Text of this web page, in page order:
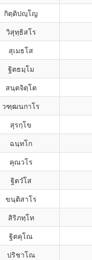
กิตฺติปญฺโญ
วิสุทฺธิสโร
สุเมธโส
ฐิตธมฺโม
สนฺตจิตฺโต
วฑฺฒนกาโร
สุรกฺโข
ฉนฺทโก
คุณวโร
ฐิตวํโส
ขนฺติสาโร
สิริภทฺโท
ฐิตคุโณ
ปริชาโณ